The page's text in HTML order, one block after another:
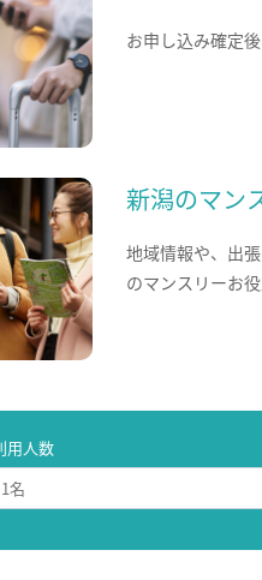
お申し込み確定
新潟のマン
地域情報や、出
のマンスリーお
用人数